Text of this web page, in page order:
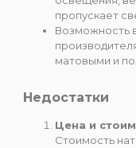
пропускает
Возможность
матовыми и
Недостатки
Цена и
Стоимость